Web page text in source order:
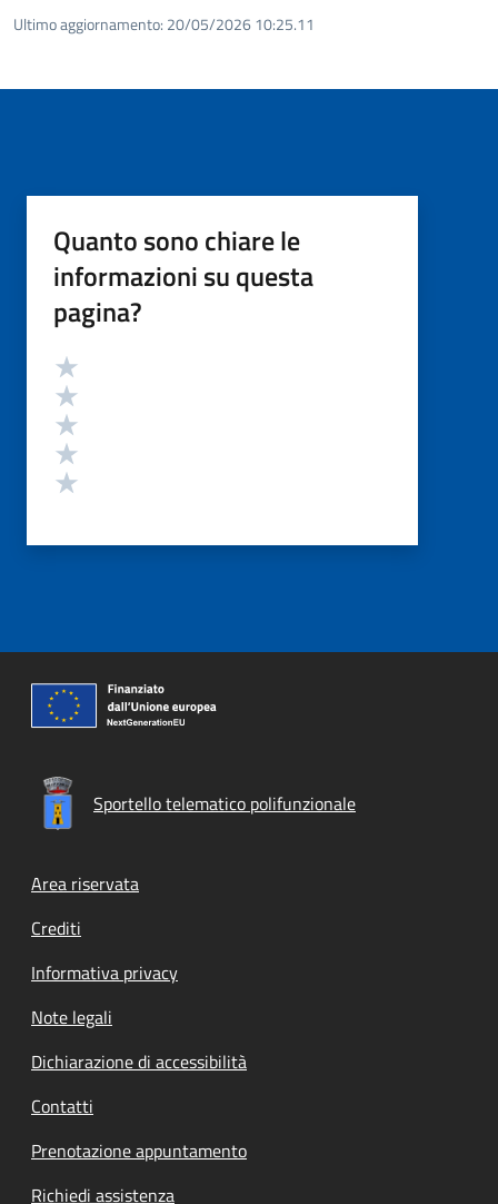
Ultimo aggiornamento: 20/05/2026 10:25.11
Quanto sono chiare le
informazioni su questa
pagina?
Valutazione
Sportello telematico polifunzionale
Footer menu
Area riservata
Crediti
Informativa privacy
Note legali
Dichiarazione di accessibilità
Contatti
Prenotazione appuntamento
Richiedi assistenza